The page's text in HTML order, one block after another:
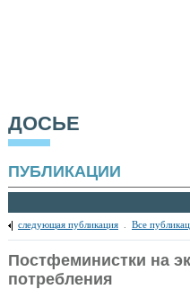
ДОСЬЕ
ПУБЛИКАЦИИ
следующая публикация Все
Постфеминистки на
потребления